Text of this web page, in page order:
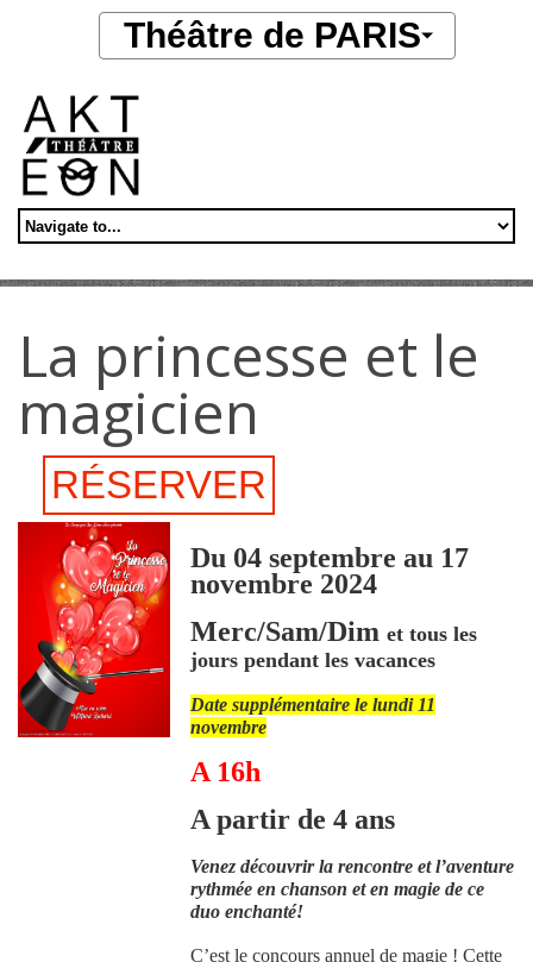
Aller au contenu principal
Théâtre de PARIS
La princesse et le
magicien
RÉSERVER
Du 04 septembre au 17
novembre 2024
Merc/Sam/Dim et tous les
jours pendant les vacances
Date supplémentaire le lundi 11
novembre
A 16h
A partir de 4 ans
Venez découvrir la rencontre et l’aventure
rythmée en chanson et en magie de ce
duo enchanté!
C’est le concours annuel de magie ! Cette